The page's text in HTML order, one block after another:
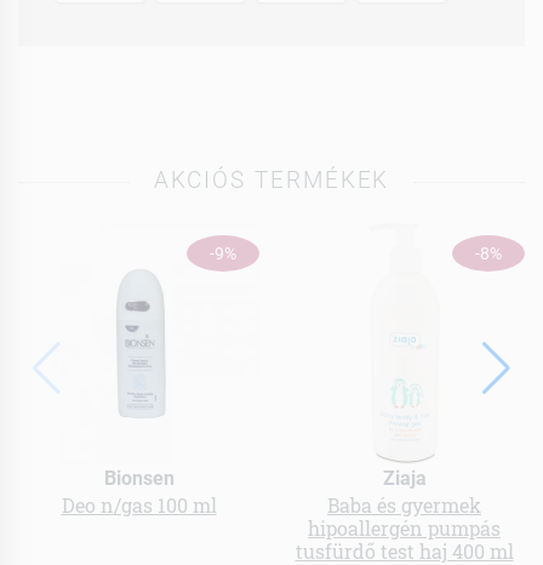
AKCIÓS TERMÉKEK
-9%
Bionsen
Deo n/gas 100 ml
-8%
Ziaja
Baba és gyermek
hipoallergén pumpás
tusfürdő test haj 400 ml